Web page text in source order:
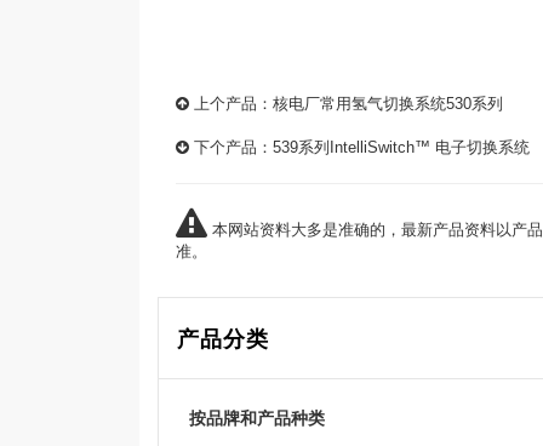
上个产品： 核电厂常用氢气切换系统530系列
下个产品： 539系列IntelliSwitch™ 电子切换系统
本网站资料大多是准确的，最新产品资料以产
准。
产品分类
按品牌和产品种类